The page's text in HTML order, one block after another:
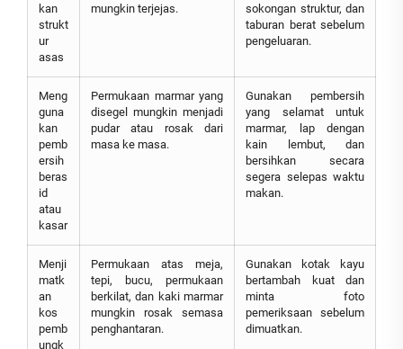
kan
strukt
ur
asas
mungkin terjejas.
sokongan struktur, dan
taburan berat sebelum
pengeluaran.
Meng
guna
kan
pemb
ersih
beras
id
atau
kasar
Permukaan marmar yang
disegel mungkin menjadi
pudar atau rosak dari
masa ke masa.
Gunakan pembersih
yang selamat untuk
marmar, lap dengan
kain lembut, dan
bersihkan secara
segera selepas waktu
makan.
Menji
matk
an
kos
pemb
ungk
Permukaan atas meja,
tepi, bucu, permukaan
berkilat, dan kaki marmar
mungkin rosak semasa
penghantaran.
Gunakan kotak kayu
bertambah kuat dan
minta foto
pemeriksaan sebelum
dimuatkan.